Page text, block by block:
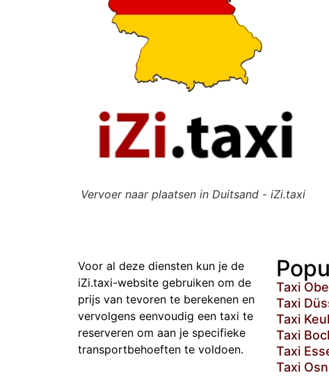
Vervoer naar plaatsen in Duitsand - iZi.taxi
Voor al deze diensten kun je de
iZi.taxi-website gebruiken om de
prijs van tevoren te berekenen en
vervolgens eenvoudig een taxi te
reserveren om aan je specifieke
transportbehoeften te voldoen.
Taxi
Taxi
Taxi
Taxi
Taxi
Taxi